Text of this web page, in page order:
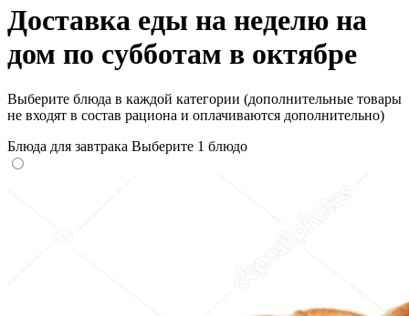
Доставка еды на неделю на
дом по субботам в октябре
Выберите блюда в каждой категории (дополнительные товары
не входят в состав рациона и оплачиваются дополнительно)
Блюда для завтрака Выберите 1 блюдо